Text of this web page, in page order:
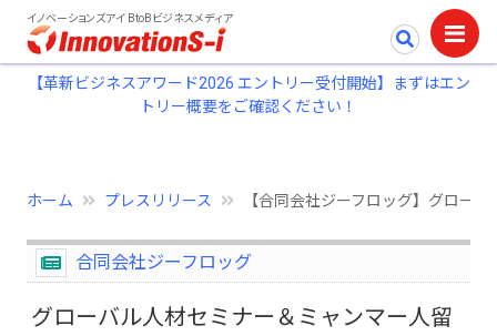
イノベーションズアイ BtoBビジネスメディア
【革新ビジネスアワード2026 エントリー受付開始】まずはエン
トリー概要をご確認ください！
ホーム プレスリリース 【合同会社ジーフロッグ】グロー
合同会社ジーフロッグ
グローバル人材セミナー＆ミャンマー人留